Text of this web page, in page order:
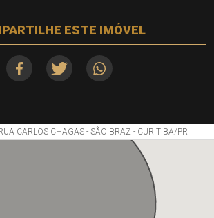
ESTE IMÓVEL
CARLOS CHAGAS - SÃO BRAZ - CURITIBA/PR